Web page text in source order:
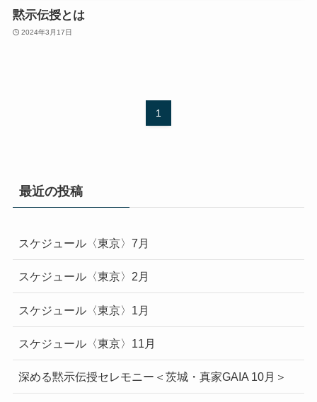
黙示伝授とは
2024年3月17日
1
最近の投稿
スケジュール〈東京〉7月
スケジュール〈東京〉2月
スケジュール〈東京〉1月
スケジュール〈東京〉11月
深める黙示伝授セレモニー＜茨城・真家GAIA 10月＞